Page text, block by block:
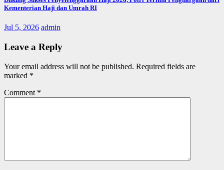
Kementerian Haji dan Umrah RI
Jul 5, 2026 admin
Leave a Reply
Your email address will not be published. Required fields are
marked *
Comment *